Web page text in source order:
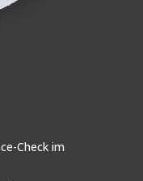
Check im